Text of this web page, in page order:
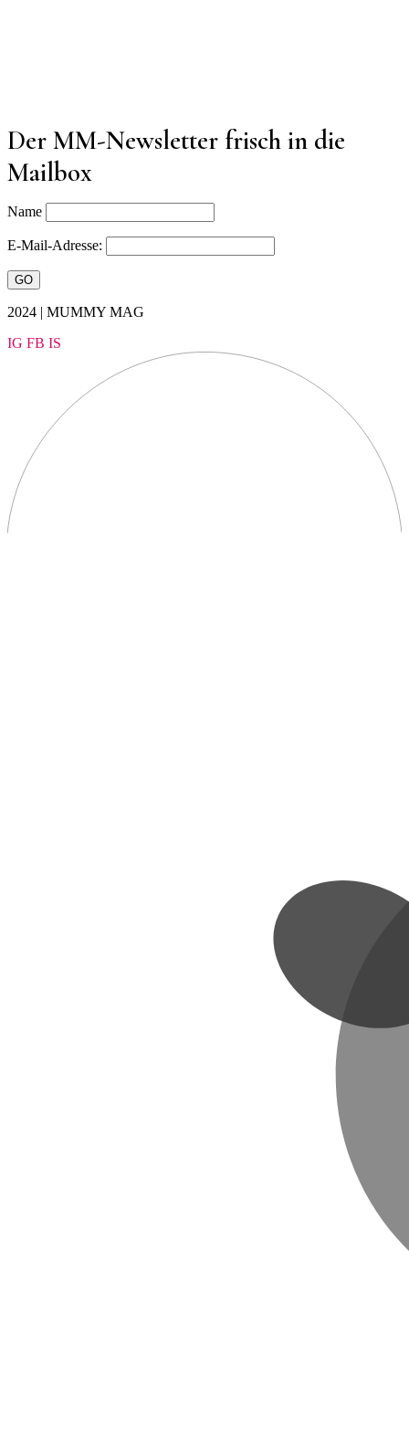
Der MM-Newsletter frisch in die
Mailbox
Name
E-Mail-Adresse:
2024 | MUMMY MAG
IG FB IS